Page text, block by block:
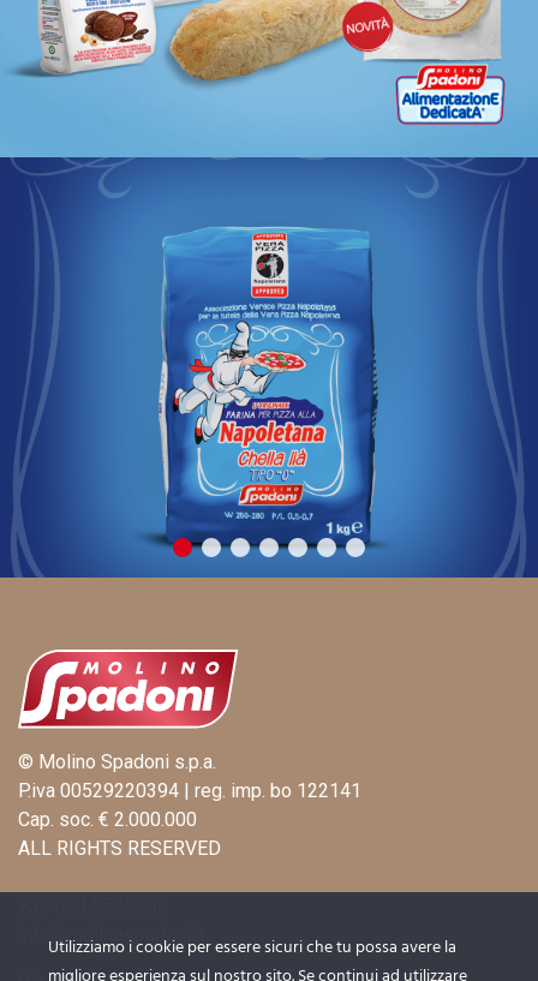
© Molino Spadoni s.p.a.
P.iva 00529220394 | reg. imp. bo 122141
Cap. soc. € 2.000.000
ALL RIGHTS RESERVED
Utilizziamo i cookie per essere sicuri che tu possa avere la